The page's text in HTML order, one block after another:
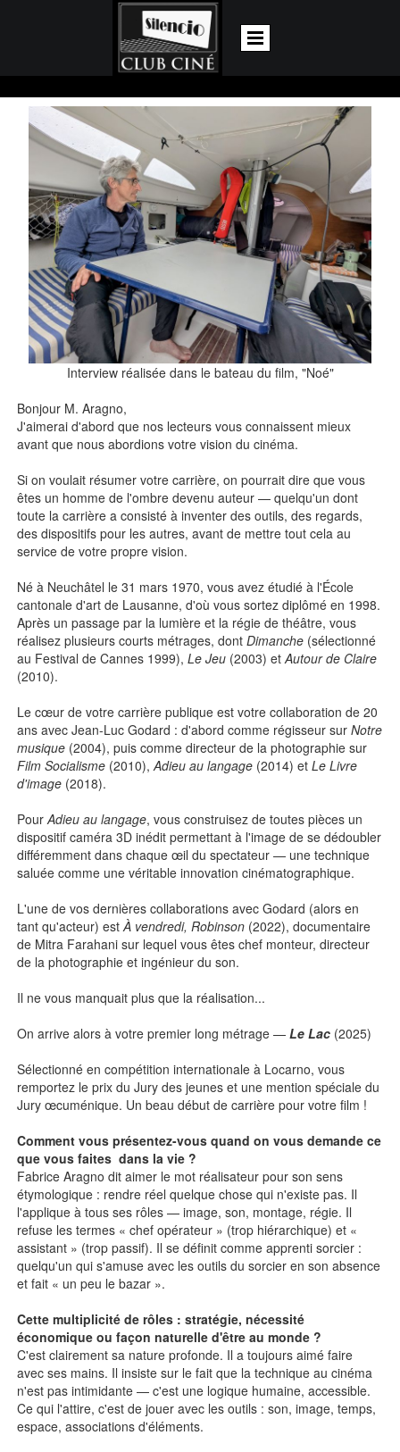
Interview réalisée dans le bateau du film, "Noé"
Bonjour M. Aragno,
J'aimerai d'abord que nos lecteurs vous connaissent mieux
avant que nous abordions votre vision du cinéma.
Si on voulait résumer votre carrière, on pourrait dire que vous
êtes un homme de l'ombre devenu auteur — quelqu'un dont
toute la carrière a consisté à inventer des outils, des regards,
des dispositifs pour les autres, avant de mettre tout cela au
service de votre propre vision.
Né à Neuchâtel le 31 mars 1970, vous avez étudié à l'École
cantonale d'art de Lausanne, d'où vous sortez diplômé en 1998.
Après un passage par la lumière et la régie de théâtre, vous
réalisez plusieurs courts métrages, dont Dimanche (sélectionné
au Festival de Cannes 1999), Le Jeu (2003) etAutour de Claire
(2010).
Le cœur de votre carrière publique est votre collaboration de 20
ans avec Jean-Luc Godard : d'abord comme régisseur sur Notre
musique (2004), puis comme directeur de la photographie sur
Film Socialisme (2010),Adieu au langage (2014) et Le Livre
d'image (2018).
PourAdieu au langage, vous construisez de toutes pièces un
dispositif caméra 3D inédit permettant à l'image de se dédoubler
différemment dans chaque œil du spectateur — une technique
saluée comme une véritable innovation cinématographique.
L'une de vos dernières collaborations avec Godard (alors en
tant qu'acteur) estÀ vendredi, Robinson (2022), documentaire
de Mitra Farahani sur lequel vous êtes chef monteur, directeur
de la photographie et ingénieur du son.
Il ne vous manquait plus que la réalisation...
On arrive alors à votre premier long métrage — Le Lac (2025)
Sélectionné en compétition internationale à Locarno, vous
remportez le prix du Jury des jeunes et une mention spéciale du
Jury œcuménique. Un beau début de carrière pour votre film !
Comment vous présentez-vous quand on vous demande ce
que vous faites dans la vie ?
Fabrice Aragno dit aimer le mot réalisateur pour son sens
étymologique : rendre réel quelque chose qui n'existe pas. Il
l'applique à tous ses rôles — image, son, montage, régie. Il
refuse les termes « chef opérateur » (trop hiérarchique) et «
assistant » (trop passif). Il se définit comme apprenti sorcier :
quelqu'un qui s'amuse avec les outils du sorcier en son absence
et fait « un peu le bazar ».
Cette multiplicité de rôles : stratégie, nécessité
économique ou façon naturelle d'être au monde ?
C'est clairement sa nature profonde. Il a toujours aimé faire
avec ses mains. Il insiste sur le fait que la technique au cinéma
n'est pas intimidante — c'est une logique humaine, accessible.
Ce qui l'attire, c'est de jouer avec les outils : son, image, temps,
espace, associations d'éléments.